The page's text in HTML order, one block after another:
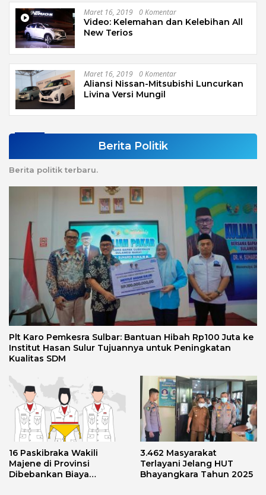
Maret 16, 2019 0 Komentar
Video: Kelemahan dan Kelebihan All
New Terios
Maret 16, 2019 0 Komentar
Aliansi Nissan-Mitsubishi Luncurkan
Livina Versi Mungil
Berita Politik
Berita politik terbaru.
Plt Karo Pemkesra Sulbar: Bantuan Hibah Rp100 Juta ke
Institut Hasan Sulur Tujuannya untuk Peningkatan
Kualitas SDM
16 Paskibraka Wakili
Majene di Provinsi
Dibebankan Biaya
3.462 Masyarakat
Terlayani Jelang HUT
Bhayangkara Tahun 2025